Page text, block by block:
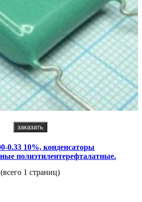
заказать
0.33 10%, конденсаторы
полиэтилентерефталатные.
1 страниц)